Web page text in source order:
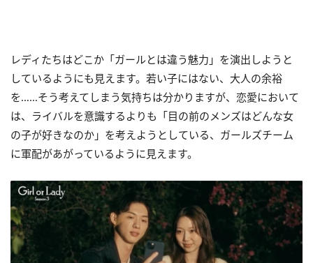
レディたちはどこか「ガールとは違う魅力」を演出しようと
しているようにも見えます。若い子にはない、大人の余裕
を……そう考えてしまう気持ちは分かりますが、恋愛において
は、ライバルを意識するよりも「目の前のメンズはどんな女
の子が好きなのか」を考えようとしている、ガールズチーム
に軍配があがっているように見えます。